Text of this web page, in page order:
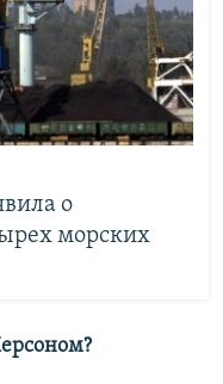
о
морских